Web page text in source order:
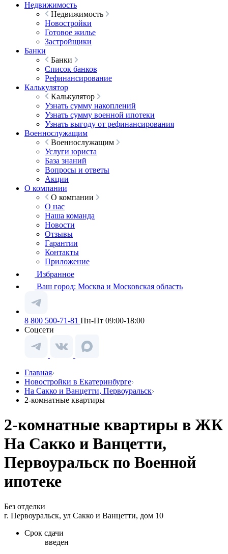
Недвижимость
Недвижимость
Новостройки
Готовое жилье
Застройщики
Банки
Банки
Список банков
Рефинансирование
Калькулятор
Калькулятор
Узнать сумму накоплений
Узнать сумму военной ипотеки
Узнать выгоду от рефинансирования
Военнослужащим
Военнослужащим
Услуги юриста
База знаний
Вопросы и ответы
Акции
О компании
О компании
О нас
Наша команда
Новости
Отзывы
Гарантии
Контакты
Приложение
Избранное
Ваш город: Москва и Московская область
8 800 500-71-81 Пн-Пт 09:00-18:00
Соцсети
Главная
Новостройки в Екатеринбурге
На Сакко и Ванцетти, Первоуральск
2-комнатные квартиры
2-комнатные квартиры в ЖК
На Сакко и Ванцетти,
Первоуральск по Военной
ипотеке
Без отделки
г. Первоуральск, ул Сакко и Ванцетти, дом 10
Срок сдачи
введен